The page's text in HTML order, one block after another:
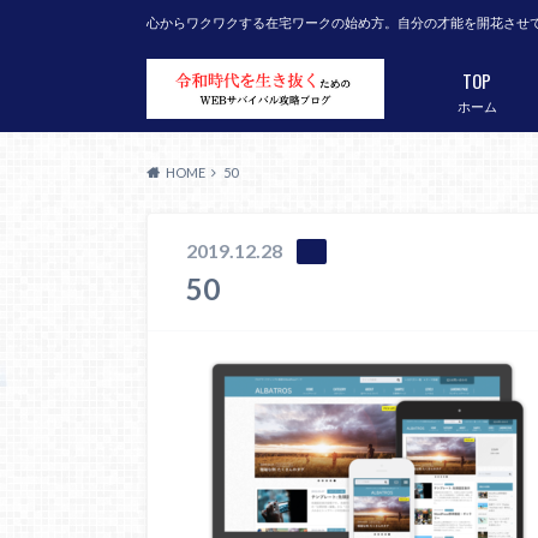
心からワクワクする在宅ワークの始め方。自分の才能を開花させ
ホーム
TOP
HOME 50
2019.12.28
50